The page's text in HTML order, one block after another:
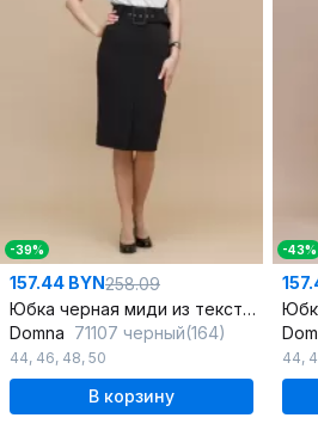
-39%
157.44 BYN258.09
Юбка черная миди из текстиля с разрезом и классическим силуэтом
Domna 71107 черный(164)
44, 46, 48, 50
В корзину
-43%
44,